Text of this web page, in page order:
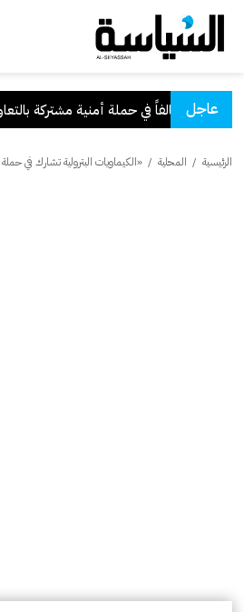
عاجل
الرئيسية / المحلية / «الكيماويات البترولية تشارك في